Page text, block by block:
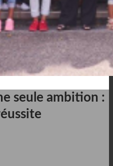
seule ambition :